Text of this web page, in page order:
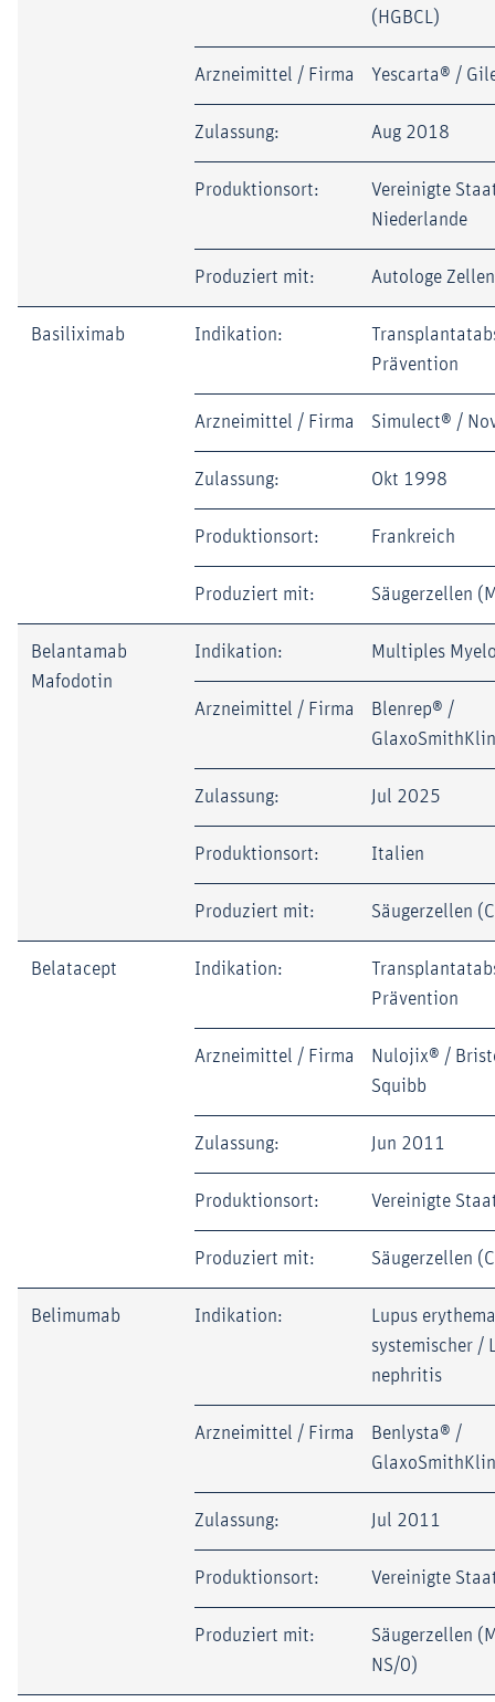
(HGBCL)
Arzneimittel / Firma Yescarta® /
Zulassung: Aug 2018
Produktionsort:
Vereinigte
Niederlande
Produziert mit: Autologe Zellen
Basiliximab Indikation:
Prävention
Arzneimittel / Firma Simulect® /
Zulassung: Okt 1998
Produktionsort: Frankreich
Produziert mit: Säugerzellen
Belantamab
Mafodotin
Indikation: Multiples
Arzneimittel / Firma
Blenrep® /
Zulassung: Jul 2025
Produktionsort: Italien
Produziert mit: Säugerzellen
Belatacept Indikation:
Prävention
Arzneimittel / Firma
Nulojix® /
Squibb
Zulassung: Jun 2011
Produktionsort: Vereinigte
Produziert mit: Säugerzellen
Belimumab Indikation:
Lupus
systemischer /
nephritis
Arzneimittel / Firma
Benlysta® /
Zulassung: Jul 2011
Produktionsort: Vereinigte
Produziert mit:
Säugerzellen
NS/0)